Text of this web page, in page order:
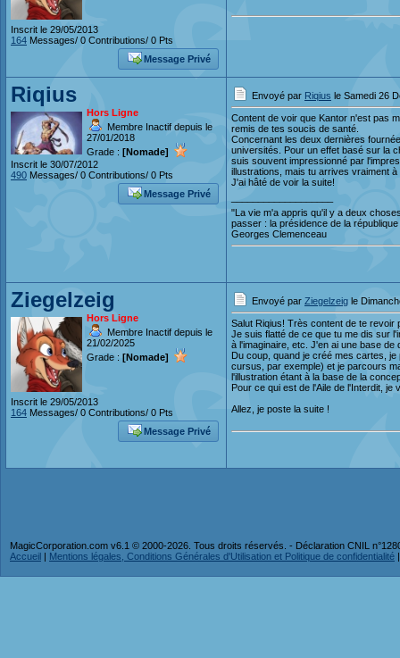
Inscrit le 29/05/2013
164 Messages/ 0 Contributions/ 0 Pts
Message Privé
Riqius
Hors Ligne
Membre Inactif depuis le
27/01/2018
Grade : [Nomade]
Inscrit le 30/07/2012
490 Messages/ 0 Contributions/ 0 Pts
Message Privé
Envoyé par Riqius le Samedi 26
Content de voir que Kantor n'est pas
remis de tes soucis de santé.
Concernant les deux dernières
universités. Pour un effet basé sur la
suis souvent impressionné par
illustrations, mais tu arrives vraiment
J'ai hâté de voir la suite!
"La vie m'a appris qu'il y a deux
passer : la présidence de la
Georges Clemenceau
Ziegelzeig
Hors Ligne
Membre Inactif depuis le
21/02/2025
Grade : [Nomade]
Inscrit le 29/05/2013
164 Messages/ 0 Contributions/ 0 Pts
Message Privé
Envoyé par Ziegelzeig le
Salut Riqius! Très content de te revoir
Je suis flatté de ce que tu me dis sur
à l'imaginaire, etc. J'en ai une base
Du coup, quand je créé mes cartes,
cursus, par exemple) et je parcours
l'illustration étant à la base de la
Pour ce qui est de l'Aile de l'Interdit, je
Allez, je poste la suite !
MagicCorporation.com v6.1 © 2000-2026. Tous droits réservés. - Déclaration CNIL
Accueil | Mentions légales, Conditions Générales d'Utilisation et Politique de confidentialité